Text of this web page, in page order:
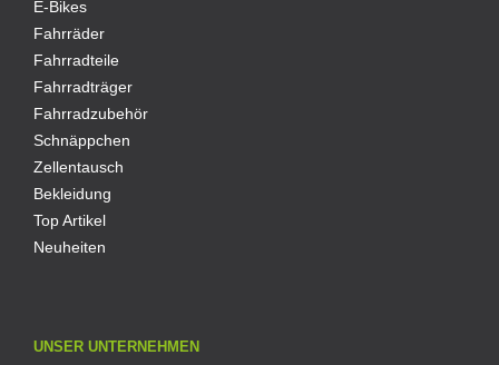
E-Bikes
Fahrräder
Fahrradteile
Fahrradträger
Fahrradzubehör
Schnäppchen
Zellentausch
Bekleidung
Top Artikel
Neuheiten
UNSER UNTERNEHMEN